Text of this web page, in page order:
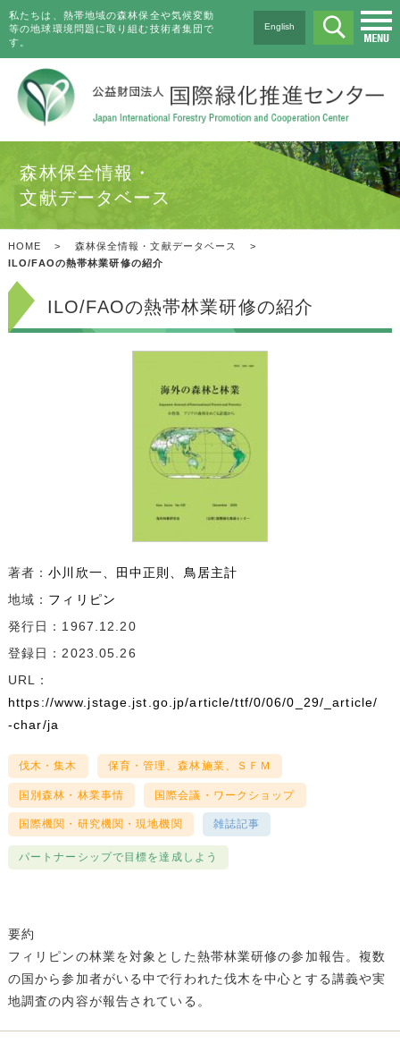
私たちは、熱帯地域の森林保全や気候変動
等の地球環境問題に取り組む技術者集団で
す。
English
森林保全情報・
文献データベース
HOME > 森林保全情報・文献データベース
>
ILO/FAOの熱帯林業研修の紹介
ILO/FAOの熱帯林業研修の紹介
著者：小川欣一 田中正則
鳥居主計
地域： フィリピン
発行日：1967.12.20
登録日：2023.05.26
URL：
https://www.jstage.jst.go.jp/article/ttf/0/06/0_29/_article/
-char/ja
伐木・集木 保育・管理、森林施業、ＳＦＭ
国別森林・林業事情 国際会議・ワークショップ
国際機関・研究機関・現地機関 雑誌記事
パートナーシップで目標を達成しよう
要約
フィリピンの林業を対象とした熱帯林業研修の参加報告。複数
の国から参加者がいる中で行われた伐木を中心とする講義や実
地調査の内容が報告されている。